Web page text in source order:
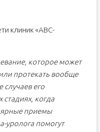
клиник «АВС-
которое может
протекать вообще
его
когда
приемы
уролога помогут